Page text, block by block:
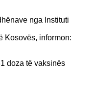
nga Instituti
Kosovës, informon:
doza të vaksinës